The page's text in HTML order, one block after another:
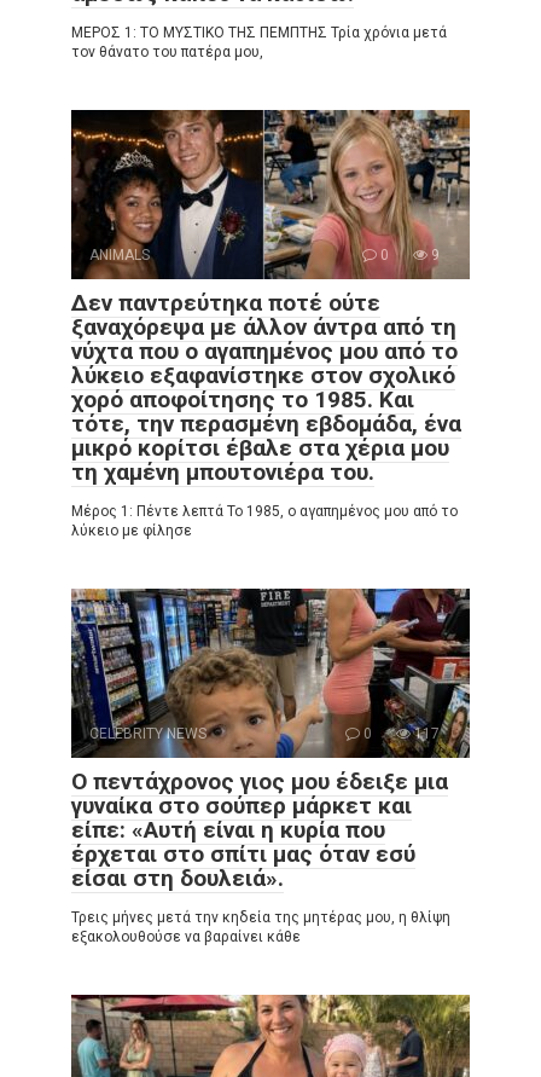
ΜΕΡΟΣ 1: ΤΟ ΜΥΣΤΙΚΟ ΤΗΣ ΠΕΜΠΤΗΣ Τρία χρόνια μετά
τον θάνατο του πατέρα μου,
ANIMALS 0 9
Δεν παντρεύτηκα ποτέ ούτε
ξαναχόρεψα με άλλον άντρα από τη
νύχτα που ο αγαπημένος μου από το
λύκειο εξαφανίστηκε στον σχολικό
χορό αποφοίτησης το 1985. Και
τότε, την περασμένη εβδομάδα, ένα
μικρό κορίτσι έβαλε στα χέρια μου
τη χαμένη μπουτονιέρα του.
Μέρος 1: Πέντε λεπτά Το 1985, ο αγαπημένος μου από το
λύκειο με φίλησε
CELEBRITY NEWS 0 117
Ο πεντάχρονος γιος μου έδειξε μια
γυναίκα στο σούπερ μάρκετ και
είπε: «Αυτή είναι η κυρία που
έρχεται στο σπίτι μας όταν εσύ
είσαι στη δουλειά».
Τρεις μήνες μετά την κηδεία της μητέρας μου, η θλίψη
εξακολουθούσε να βαραίνει κάθε